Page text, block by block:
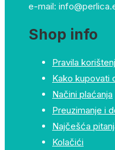
e-mail:
Shop info
Pravila
Kako kupovati
Načini plaćanja
Preuzimanje i
Najčešća
Kolačići